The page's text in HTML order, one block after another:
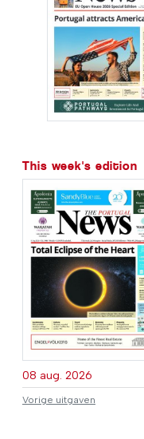
This week's edition
08 aug. 2026
Vorige uitgaven